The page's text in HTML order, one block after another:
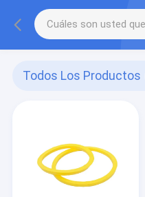
Todos Los Productos